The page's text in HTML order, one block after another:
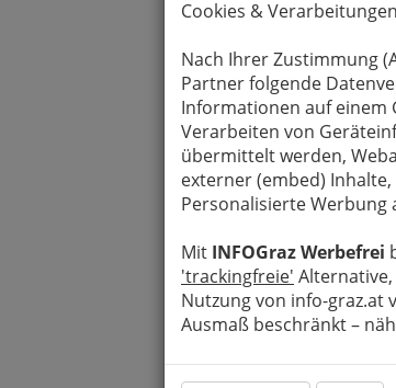
Cookies &
Nach Ihrer Zustimmung
Partner folgende
Informationen auf einem
Verarbeiten von
übermittelt werden,
externer (embed)
Personalisierte Werbung
Mit INFOGraz Werbefrei
'trackingfreie'
Nutzung von info-graz.at
Ausmaß beschränkt –